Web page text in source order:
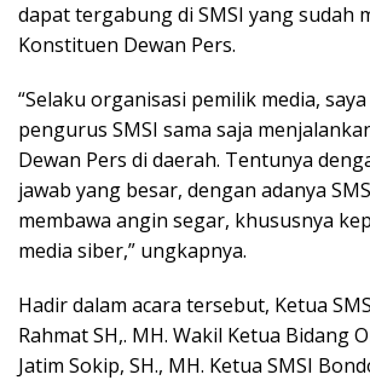
dapat tergabung di SMSI yang sudah
Konstituen Dewan Pers.
“Selaku organisasi pemilik media,
pengurus SMSI sama saja
Dewan Pers di daerah. Tentunya
jawab yang besar, dengan adanya
membawa angin segar, khususnya
media siber,” ungkapnya.
Hadir dalam acara tersebut, Ketua
Rahmat SH,. MH. Wakil Ketua Bidang
Jatim Sokip, SH., MH. Ketua SMSI